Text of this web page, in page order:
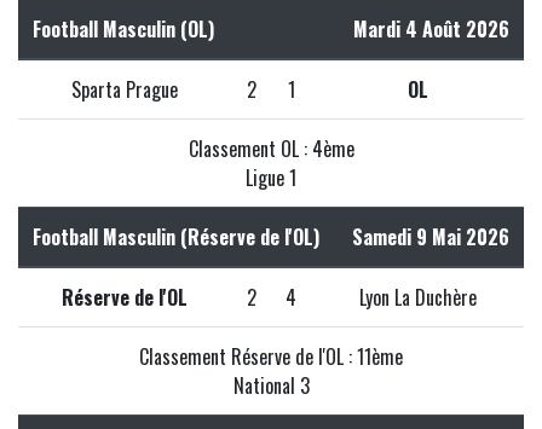
Football Masculin (OL) Mardi 4 Août 2026
Sparta Prague 2 1 OL
Classement OL : 4ème
Ligue 1
Football Masculin (Réserve de l'OL) Samedi 9 Mai 2026
Réserve de l'OL 2 4 Lyon La Duchère
Classement Réserve de l'OL : 11ème
National 3